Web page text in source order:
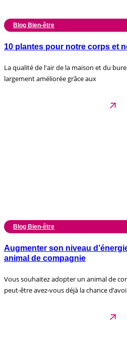
Blog Bien-être
10 plantes pour notre corps et
La qualité de l'air de la maison et du
largement améliorée grâce aux
Blog Bien-être
Augmenter son niveau
animal de compagnie
Vous souhaitez adopter un animal de
peut-être avez-vous déjà la chance